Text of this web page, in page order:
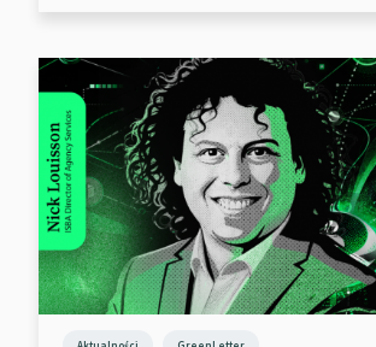
dolarów. Z kolei Meta szacuje, że
📰The Wall Street Journal (Paywall)
Coachella i marketing
Trwa najsłynniejszy festiwal świata –
Jakie marki i w jaki sposób są tam
się na przykład Absolut, ale
metaversie uczestnicy imprezy mogą